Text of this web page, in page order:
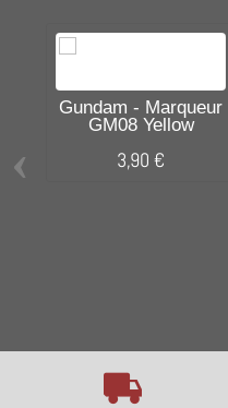
Gundam - Marqueur
GM08 Yellow
3,90 €
‹